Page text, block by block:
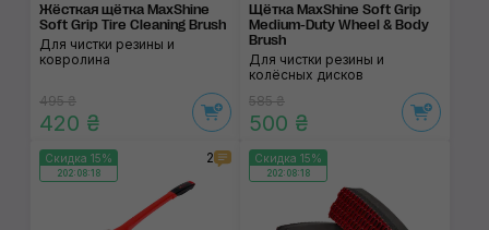
Жёсткая щётка MaxShine
Soft Grip Tire Cleaning Brush
Для чистки резины и
ковролина
495 ₴
420 ₴
Щётка MaxShine Soft Grip
Medium-Duty Wheel & Body
Brush
Для чистки резины и
колёсных дисков
585 ₴
500 ₴
Скидка 15%
202:08:17
2 Скидка 15%
202:08:17